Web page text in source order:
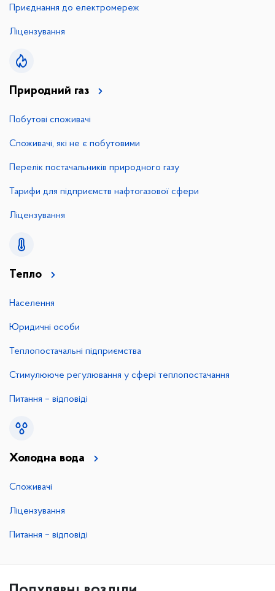
Приєднання до електромереж
Ліцензування
Природний газ
Побутові споживачі
Споживачі, які не є побутовими
Перелік постачальників природного газу
Тарифи для підприємств нафтогазової сфери
Ліцензування
Тепло
Населення
Юридичні особи
Теплопостачальні підприємства
Стимулююче регулювання у сфері теплопостачання
Питання – відповіді
Холодна вода
Споживачі
Ліцензування
Питання – відповіді